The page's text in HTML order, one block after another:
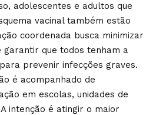
adolescentes e adultos que
vacinal também estão
coordenada busca minimizar
garantir que todos tenham a
prevenir infecções graves.
é acompanhado de
em escolas, unidades de
intenção é atingir o maior